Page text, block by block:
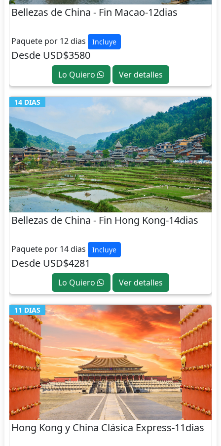
Bellezas de China - Fin Macao-12dias
Paquete por 12 dias Incluye
Desde USD$3580
Lo Quiero Ver detalles
14 DIAS
Bellezas de China - Fin Hong Kong-14dias
Paquete por 14 dias Incluye
Desde USD$4281
Lo Quiero Ver detalles
11 DIAS
Hong Kong y China Clásica Express-11dias